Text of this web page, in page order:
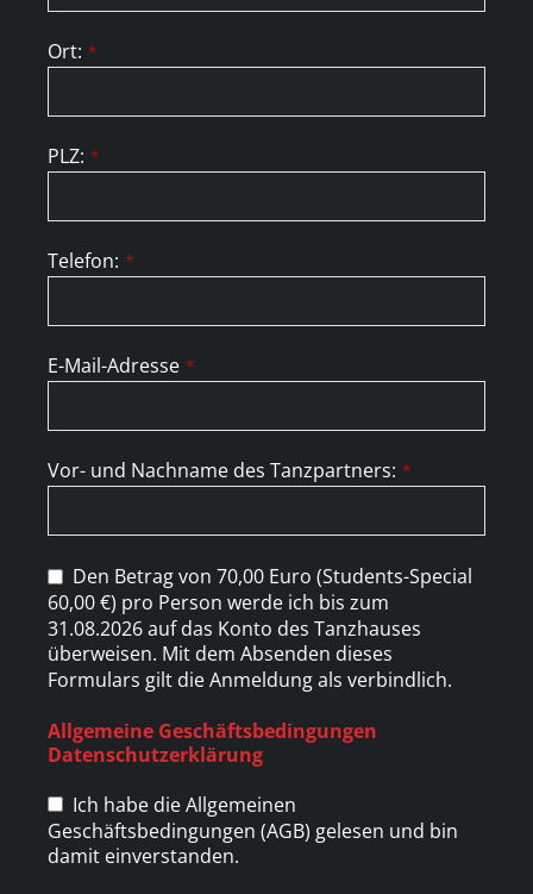
Ort: *
PLZ: *
Telefon: *
E-Mail-Adresse *
Vor- und Nachname des Tanzpartners: *
Den Betrag von 70,00 Euro (Students-Special
60,00 €) pro Person werde ich bis zum
31.08.2026 auf das Konto des Tanzhauses
überweisen. Mit dem Absenden dieses
Formulars gilt die Anmeldung als verbindlich.
Allgemeine Geschäftsbedingungen
Datenschutzerklärung
Ich habe die Allgemeinen
Geschäftsbedingungen (AGB) gelesen und bin
damit einverstanden.